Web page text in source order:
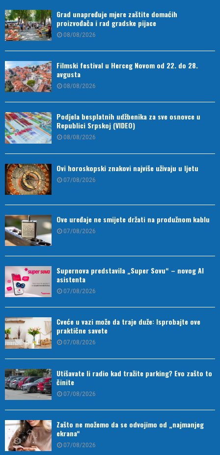
Grad unapređuje mjere zaštite domaćih
proizvođača i rad gradske pijace
08/08/2026
Filmski festival u Herceg Novom od 22. do 28.
avgusta
08/08/2026
Podjela besplatnih udžbenika za sve osnovce u
Republici Srpskoj (VIDEO)
08/08/2026
Ovi horoskopski znakovi najviše uživaju u ljetu
07/08/2026
Ove uređaje ne smijete držati na produžnom kablu
07/08/2026
Supernova predstavila „Super Sovu“ – novog AI
asistenta
07/08/2026
Cveće u vazi može da traje duže: Isprobajte ove
praktične savete
07/08/2026
Utišavate li radio kad tražite parking? Evo zašto to
činite
07/08/2026
Zašto ne možemo da se odvojimo od „najmanjeg
ekrana“
07/08/2026